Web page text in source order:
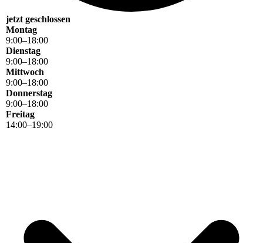
jetzt geschlossen
Montag
9:00–18:00
Dienstag
9:00–18:00
Mittwoch
9:00–18:00
Donnerstag
9:00–18:00
Freitag
14:00–19:00